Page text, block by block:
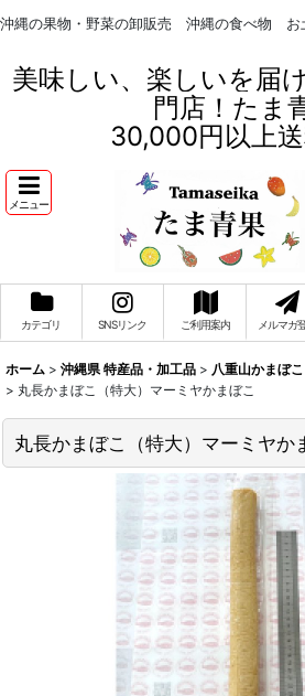
沖縄の果物・野菜の卸販売 沖縄の食べ物 お
美味しい、楽しいを届
門店！たま
30,000円以上
メニュー
カテゴリ SNSリンク ご利用案内 メルマガ
ホーム > 沖縄県 特産品・加工品 > 八重山かまぼこ
> 丸長かまぼこ（特大）マーミヤかまぼこ
丸長かまぼこ（特大）マーミヤか